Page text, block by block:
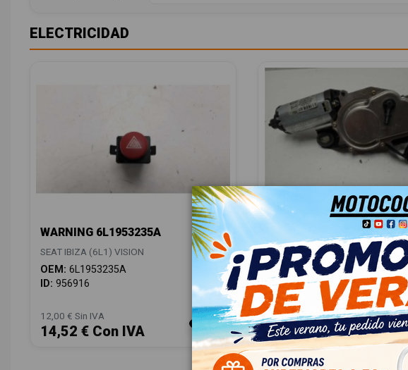
ELECTRICIDAD
WARNING 6L1953235A
SEAT IBIZA (6L1) VISION
OEM: 6L1953235A
ID: 956916
12,00 € Sin IVA
14,52 € Con IVA
MOTOR LIMPIA TRASERO
6L6955711B MLF250351
SEAT IBIZA (6L1) VISION
OEM:6L6955711B
ID: 956942
12,00 € Sin IVA
14,52 € Con IVA